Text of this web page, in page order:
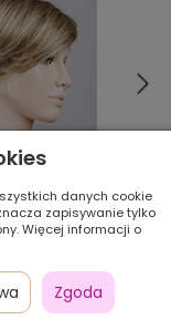
1 000,00 zł
danych cookie
zapisywanie tylko
Więcej informacji o
Zgoda